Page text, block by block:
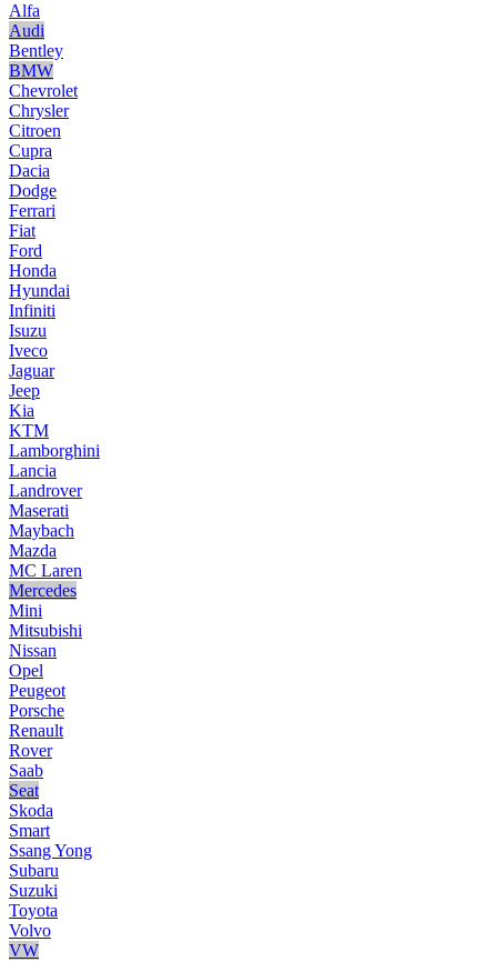
Alfa
Audi
Bentley
BMW
Chevrolet
Chrysler
Citroen
Cupra
Dacia
Dodge
Ferrari
Fiat
Ford
Honda
Hyundai
Infiniti
Isuzu
Iveco
Jaguar
Jeep
Kia
KTM
Lamborghini
Lancia
Landrover
Maserati
Maybach
Mazda
MC Laren
Mercedes
Mini
Mitsubishi
Nissan
Opel
Peugeot
Porsche
Renault
Rover
Saab
Seat
Skoda
Smart
Ssang Yong
Subaru
Suzuki
Toyota
Volvo
VW